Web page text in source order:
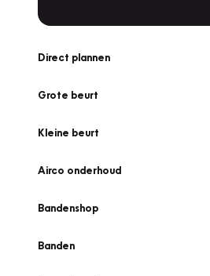
Direct plannen
Grote beurt
Kleine beurt
Airco onderhoud
Bandenshop
Banden